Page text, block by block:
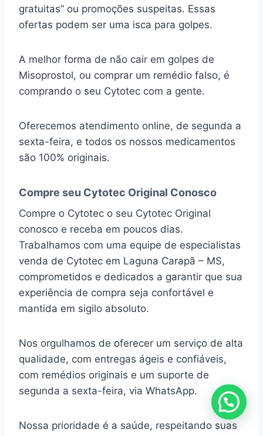
gratuitas” ou promoções suspeitas. Essas
ofertas podem ser uma isca para golpes.
A melhor forma de não cair em golpes de
Misoprostol, ou comprar um remédio falso, é
comprando o seu Cytotec com a gente.
Oferecemos atendimento online, de segunda a
sexta-feira, e todos os nossos medicamentos
são 100% originais.
Compre seu Cytotec Original Conosco
Compre o Cytotec o seu Cytotec Original
conosco e receba em poucos dias.
Trabalhamos com uma equipe de especialistas
venda de Cytotec em Laguna Carapã – MS,
comprometidos e dedicados a garantir que sua
experiência de compra seja confortável e
mantida em sigilo absoluto.
Nos orgulhamos de oferecer um serviço de alta
qualidade, com entregas ágeis e confiáveis,
com remédios originais e um suporte de
segunda a sexta-feira, via WhatsApp.
Nossa prioridade é a saúde, respeitando suas